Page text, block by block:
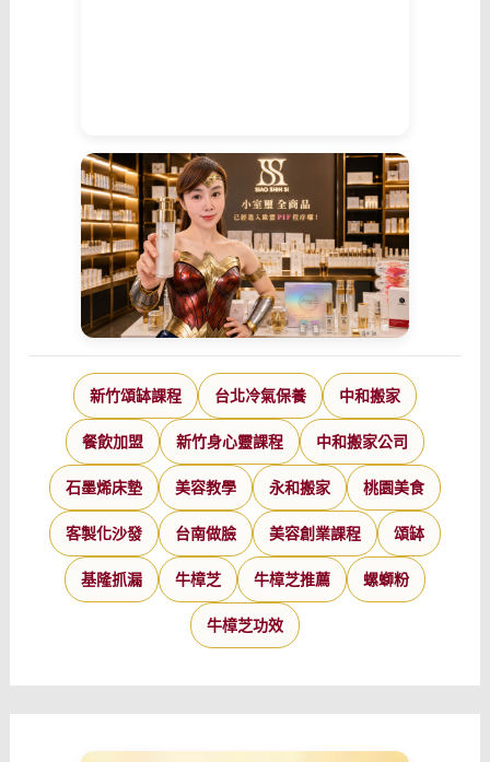
新竹頌缽課程 台北冷氣保養 中和搬家
餐飲加盟 新竹身心靈課程 中和搬家公司
石墨烯床墊 美容教學 永和搬家 桃園美食
客製化沙發 台南做臉 美容創業課程 頌缽
基隆抓漏 牛樟芝 牛樟芝推薦 螺螄粉
牛樟芝功效